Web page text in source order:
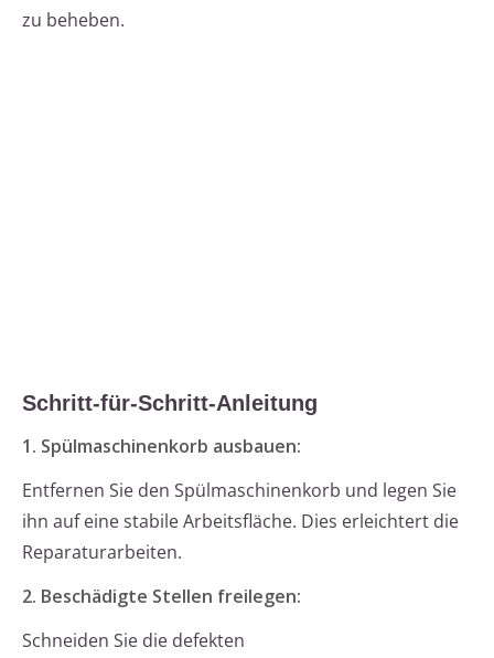
zu beheben.
Schritt-für-Schritt-Anleitung
1. Spülmaschinenkorb ausbauen:
Entfernen Sie den Spülmaschinenkorb und legen Sie
ihn auf eine stabile Arbeitsfläche. Dies erleichtert die
Reparaturarbeiten.
2. Beschädigte Stellen freilegen:
Schneiden Sie die defekten